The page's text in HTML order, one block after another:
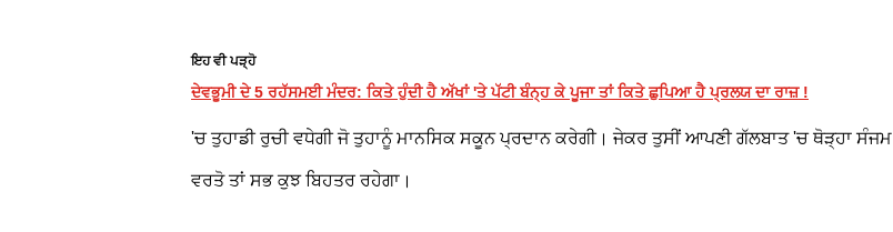
ਇਹ ਵੀ ਪੜ੍ਹੋ
ਦੇਵਭੂਮੀ ਦੇ 5 ਰਹੱਸਮਈ ਮੰਦਰ: ਕਿਤੇ ਹੁੰਦੀ ਹੈ ਅੱਖਾਂ 'ਤੇ ਪੱਟੀ ਬੰਨ੍ਹ ਕੇ ਪੂਜਾ ਤਾਂ ਕਿਤੇ ਛੁਪਿਆ ਹੈ ਪ੍ਰਲਯ ਦਾ ਰਾਜ਼ !
'ਚ ਤੁਹਾਡੀ ਰੁਚੀ ਵਧੇਗੀ ਜੋ ਤੁਹਾਨੂੰ ਮਾਨਸਿਕ ਸਕੂਨ ਪ੍ਰਦਾਨ ਕਰੇਗੀ। ਜੇਕਰ ਤੁਸੀਂ ਆਪਣੀ ਗੱਲਬਾਤ 'ਚ ਥੋੜ੍ਹਾ ਸੰਜਮ
ਵਰਤੋ ਤਾਂ ਸਭ ਕੁਝ ਬਿਹਤਰ ਰਹੇਗਾ।